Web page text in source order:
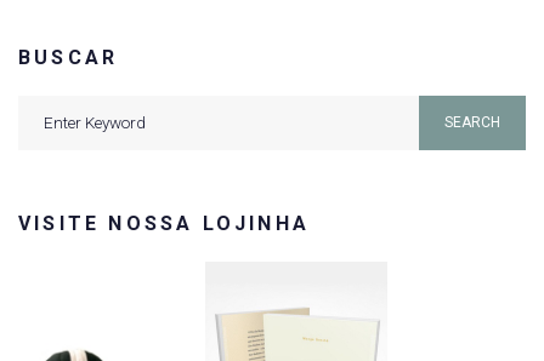
BUSCAR
SEARCH
VISITE NOSSA LOJINHA